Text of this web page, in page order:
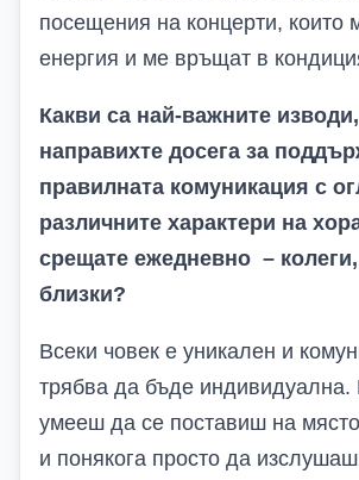
посещения на концерти, които
енергия и ме връщат в
Какви са най-важните
направихте досега за
правилната комуникация с
различните характери на
срещате ежедневно –
близки?
Всеки човек е уникален и
трябва да бъде
умееш да се поставиш на
и понякога просто да